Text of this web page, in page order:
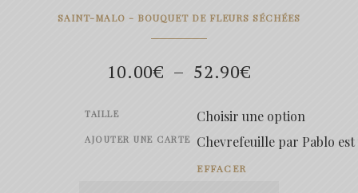
SAINT-MALO - BOUQUET DE FLEURS SÉCHÉES
10.00€ – 52.90€
prix :
TAILLE
AJOUTER UNE CARTE
EFFACER